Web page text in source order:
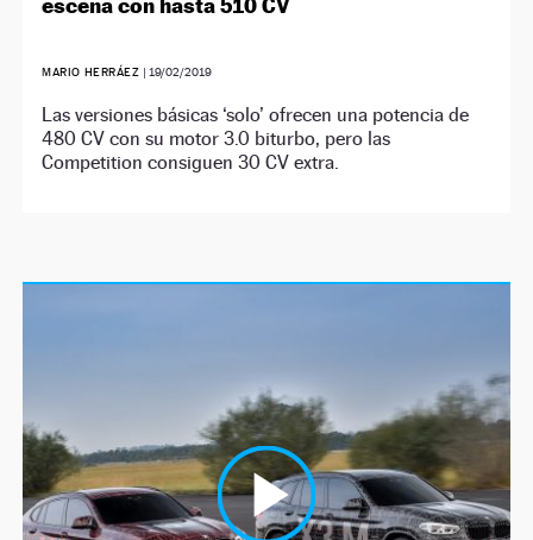
MARIO HERRÁEZ | 19/02/2019
Las versiones básicas ‘solo’ ofrecen una potencia de
480 CV con su motor 3.0 biturbo, pero las
Competition consiguen 30 CV extra.